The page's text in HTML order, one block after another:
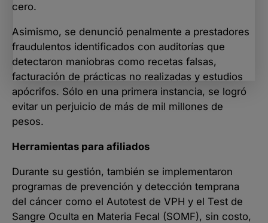
cero.
Asimismo, se denunció penalmente a prestadores
fraudulentos identificados con auditorías que
detectaron maniobras como recetas falsas,
facturación de prácticas no realizadas y estudios
apócrifos. Sólo en una primera instancia, se logró
evitar un perjuicio de más de mil millones de
pesos.
Herramientas para afiliados
Durante su gestión, también se implementaron
programas de prevención y detección temprana
del cáncer como el Autotest de VPH y el Test de
Sangre Oculta en Materia Fecal (SOMF), sin costo,